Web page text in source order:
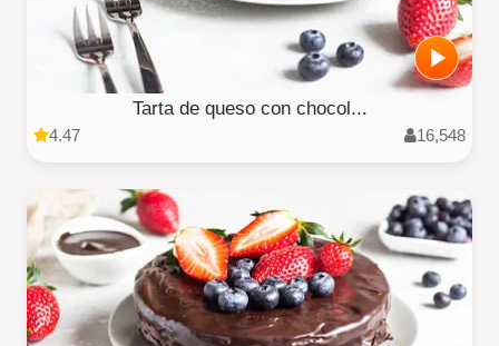
Tarta de queso con chocol...
4.47 16,548